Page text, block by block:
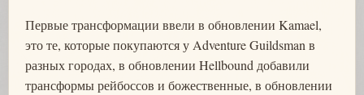
Первые трансформации ввели в обновлении Kamael,
это те, которые покупаются у Adventure Guildsman в
разных городах, в обновлении Hellbound добавили
трансформы рейбоссов и божественные, в обновлении